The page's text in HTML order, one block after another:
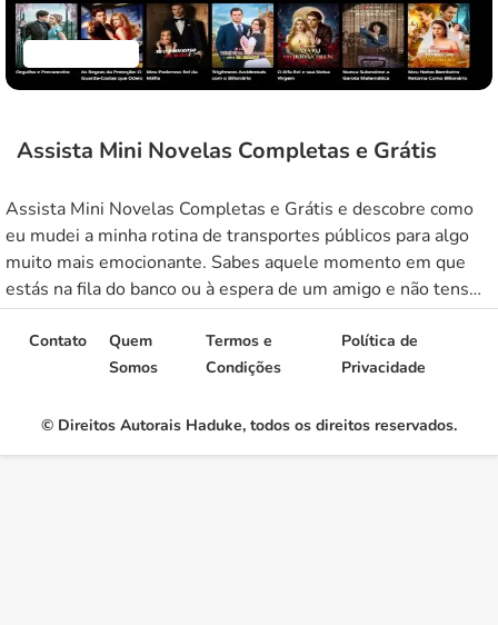
Assista Mini Novelas Completas e Grátis
Assista Mini Novelas Completas e Grátis e descobre como
eu mudei a minha rotina de transportes públicos para algo
muito mais emocionante. Sabes aquele momento em que
estás na fila do banco ou à espera de um amigo e não tens
nada para fazer? Inegavelmente, o tédio era o meu maior
inimigo até eu tropeçar […]
© Direitos Autorais Haduke, todos os direitos reservados.
Contato
Quem
Somos
Termos e
Condições
Política de
Privacidade